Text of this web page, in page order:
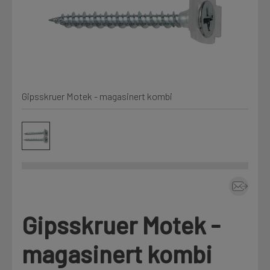
Kjemi, vindsperre og branntetting
Annet
Fag
NYHET
Prislister
Firmainformasjon
LOGG UT
Gipsskruer Motek - magasinert kombi
Gipsskruer Motek -
magasinert kombi